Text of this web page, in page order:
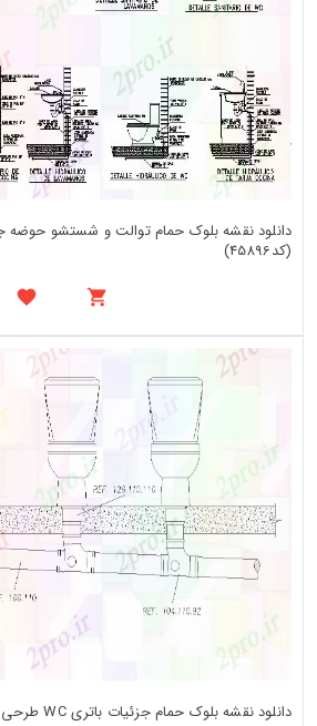
دانلود نقشه بلوک حمام توالت و شستشو حوضه
(کد45896)
دانلود نقشه بلوک حمام جزئیات باتری WC طرحی جزئیات (کد45853)